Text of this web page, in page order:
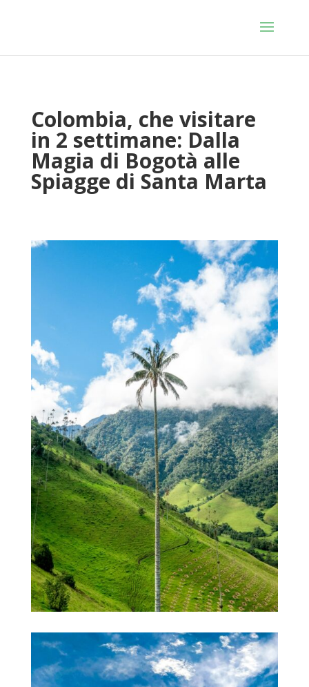
Colombia, che visitare
in 2 settimane: Dalla
Magia di Bogotà alle
Spiagge di Santa Marta